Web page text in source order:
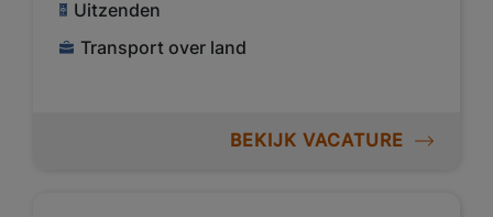
Uitzenden
Transport over land
BEKIJK VACATURE